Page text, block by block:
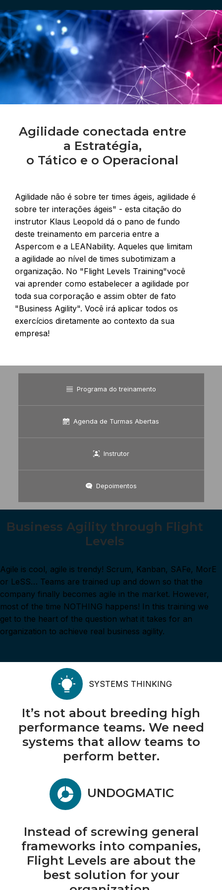
Agilidade conectada entre
a Estratégia,
o Tático e o Operacional
Agilidade não é sobre ter times ágeis, agilidade é
sobre ter interações ágeis" - esta citação do
instrutor Klaus Leopold dá o pano de fundo
deste treinamento em parceria entre a
Aspercom e a LEANability. Aqueles que limitam
a agilidade ao nível de times subotimizam a
organização. No "Flight Levels Training"você
vai aprender como estabelecer a agilidade por
toda sua corporação e assim obter de fato
"Business Agility". Você irá aplicar todos os
exercícios diretamente ao contexto da sua
empresa!
Programa do treinamento
Agenda de Turmas Abertas
Instrutor
Depoimentos
Business Agility through Flight
Levels
Agile is cool, agile is trendy! Scrum, Kanban, SAFe, MorE
or LeSS… Teams are trained up and down so that the
company finally becomes agile in the market. However,
most of the time NOTHING happens! In this training we
get to the heart of the question what it takes for an
organization to achieve real business agility.
SYSTEMS THINKING
It’s not about breeding high
performance teams. We need
systems that allow teams to
perform better.
UNDOGMATIC
Instead of screwing general
frameworks into companies,
Flight Levels are about the
best solution for your